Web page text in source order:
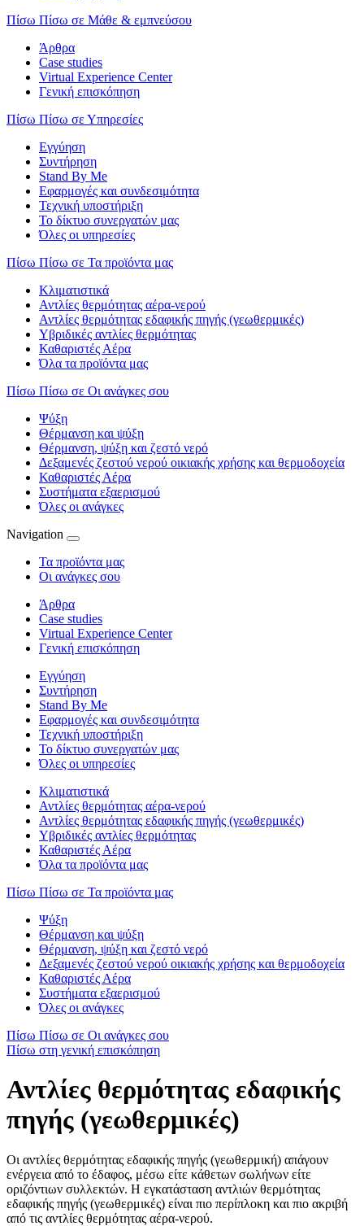
Πίσω Πίσω σε Μάθε & εμπνεύσου
Άρθρα
Case studies
Virtual Experience Center
Γενική επισκόπηση
Πίσω Πίσω σε Υπηρεσίες
Εγγύηση
Συντήρηση
Stand By Me
Εφαρμογές και συνδεσιμότητα
Τεχνική υποστήριξη
Το δίκτυο συνεργατών μας
Όλες οι υπηρεσίες
Πίσω Πίσω σε Τα προϊόντα μας
Κλιματιστικά
Αντλίες θερμότητας αέρα-νερού
Αντλίες θερμότητας εδαφικής πηγής (γεωθερμικές)
Υβριδικές αντλίες θερμότητας
Καθαριστές Αέρα
Όλα τα προϊόντα μας
Πίσω Πίσω σε Οι ανάγκες σου
Ψύξη
Θέρμανση και ψύξη
Θέρμανση, ψύξη και ζεστό νερό
Δεξαμενές ζεστού νερού οικιακής χρήσης και θερμοδοχεία
Καθαριστές Αέρα
Συστήματα εξαερισμού
Όλες οι ανάγκες
Navigation
Τα προϊόντα μας
Οι ανάγκες σου
Άρθρα
Case studies
Virtual Experience Center
Γενική επισκόπηση
Εγγύηση
Συντήρηση
Stand By Me
Εφαρμογές και συνδεσιμότητα
Τεχνική υποστήριξη
Το δίκτυο συνεργατών μας
Όλες οι υπηρεσίες
Κλιματιστικά
Αντλίες θερμότητας αέρα-νερού
Αντλίες θερμότητας εδαφικής πηγής (γεωθερμικές)
Υβριδικές αντλίες θερμότητας
Καθαριστές Αέρα
Όλα τα προϊόντα μας
Πίσω Πίσω σε Τα προϊόντα μας
Ψύξη
Θέρμανση και ψύξη
Θέρμανση, ψύξη και ζεστό νερό
Δεξαμενές ζεστού νερού οικιακής χρήσης και θερμοδοχεία
Καθαριστές Αέρα
Συστήματα εξαερισμού
Όλες οι ανάγκες
Πίσω Πίσω σε Οι ανάγκες σου
Πίσω στη γενική επισκόπηση
Αντλίες θερμότητας εδαφικής
πηγής (γεωθερμικές)
Οι αντλίες θερμότητας εδαφικής πηγής (γεωθερμική) απάγουν
ενέργεια από το έδαφος, μέσω είτε κάθετων σωλήνων είτε
οριζόντιων συλλεκτών. Η εγκατάσταση αντλιών θερμότητας
εδαφικής πηγής (γεωθερμικές) είναι πιο περίπλοκη και πιο ακριβή
από τις αντλίες θερμότητας αέρα-νερού.